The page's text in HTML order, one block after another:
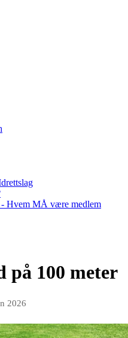
Hvem MÅ være medlem
på 100 meter
2026